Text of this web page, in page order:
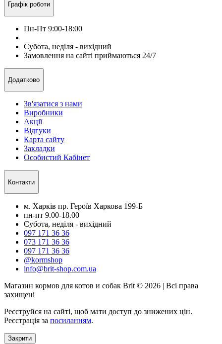
Графік роботи
Пн-Пт 9:00-18:00
Субота, неділя - вихідний
Замовлення на сайті приймаються 24/7
Додатково
Зв'язатися з нами
Виробники
Акції
Відгуки
Карта сайту
Закладки
Особистий Кабінет
Контакти
м. Харків пр. Героїв Харкова 199-Б
пн-пт 9.00-18.00
Субота, неділя - вихідний
097 171 36 36
073 171 36 36
097 171 36 36
@kormshop
info@brit-shop.com.ua
Магазин кормов для котов и собак Brit © 2026 | Всі права
захищені
Реєструйся на сайті, щоб мати доступ до знижених цін.
Реєстрація за посиланням.
Закрити